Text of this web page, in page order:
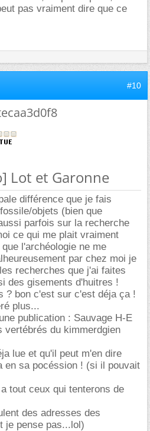
pas vraiment dire que ce
#10
Lot et Garonne
différence que je fais
objets (bien que
parfois sur la recherche
ce qui me plait vraiment
l'archéologie ne me
par chez moi je
recherches que j'ai faites
des gisements d'huitres !
? bon c'est sur c'est déja ça !
plus...
publication : Sauvage H-E
vertébrés du kimmerdgien
lue et qu'il peut m'en dire
en sa pocéssion ! (si il pouvait
tout ceux qui tenterons de
des adresses des
je pense pas...lol)